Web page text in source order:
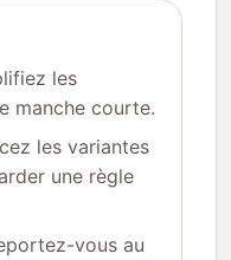
les
manche courte.
les variantes
une règle
vous au